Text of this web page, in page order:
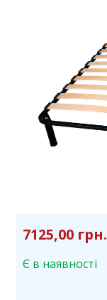
7125,00 грн.
Є в наявності